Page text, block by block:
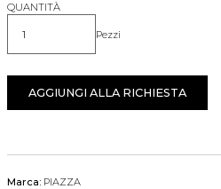
QUANTITÀ
Quantità Pezzi
AGGIUNGI ALLA RICHIESTA
Marca: PIAZZA